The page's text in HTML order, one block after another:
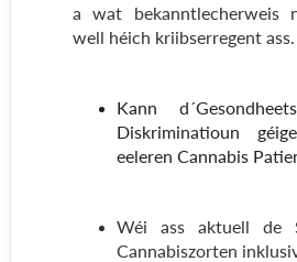
a wat bekanntlecherweis
well héich kriibserregent ass.
Kann
Diskriminatioun
eeleren Cannabis
Wéi ass aktuell de
Cannabiszorten